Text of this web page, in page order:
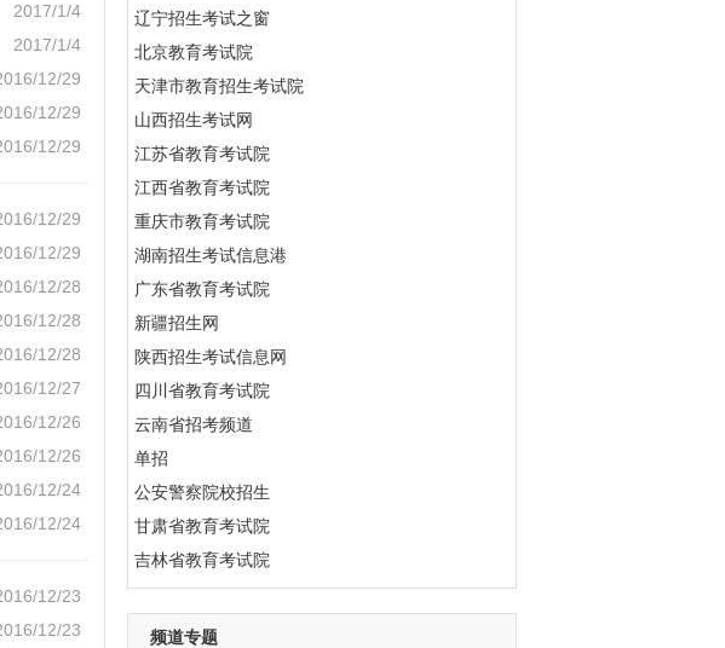
2017/1/4
2017/1/4
12/29
12/29
12/29
12/29
12/29
12/28
12/28
12/28
12/27
12/26
12/26
12/24
12/24
12/23
12/23
辽宁招生考试之窗
北京教育考试院
天津市教育招生考试院
山西招生考试网
江苏省教育考试院
江西省教育考试院
重庆市教育考试院
湖南招生考试信息港
广东省教育考试院
新疆招生网
陕西招生考试信息网
四川省教育考试院
云南省招考频道
单招
公安警察院校招生
甘肃省教育考试院
吉林省教育考试院
频道专题